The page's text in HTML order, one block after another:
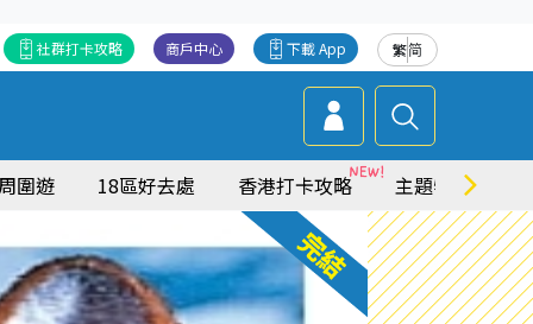
繁简
下載 App
商戶中心
社群打卡攻略
圍遊 18區好去處 香港打卡攻略 主題特集